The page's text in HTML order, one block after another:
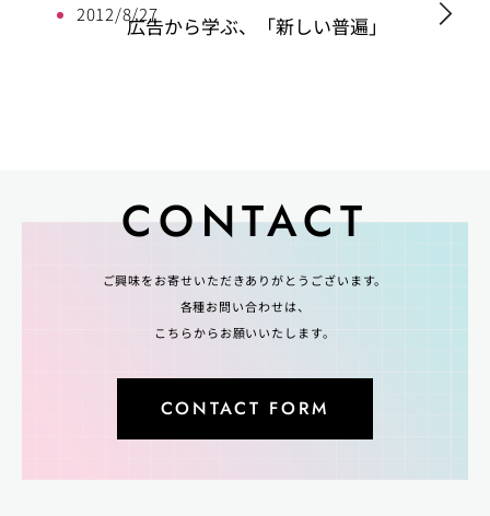
2012/8/27広告から学ぶ、「新しい普遍」
CONTACT
ご興味をお寄せいただきありがとうございます。
各種お問い合わせは、
こちらからお願いいたします。
CONTACT FORM